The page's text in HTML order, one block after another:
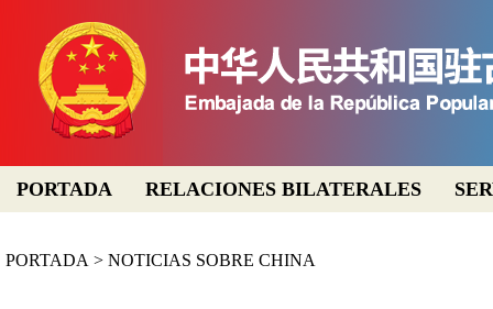
PORTADA RELACIONES BILATERALES
PORTADA > NOTICIAS SOBRE CHINA